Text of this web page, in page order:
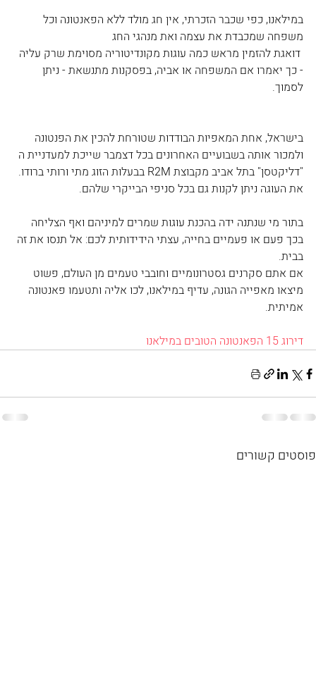
במילאנו, כפי שכבר הזכרתי, אין חג מולד ללא הפאנטונה וכל
משפחה שמכבדת את עצמה ואת מנהגי החג
דואגת להזמין מראש כמה עוגות מקונדיטוריה מסוימת שרק עליה
- כך יאמרו אם המשפחה או אביה, בפסקנות מתנשאת - ניתן
לסמוך.
בישראל, אחת המאפיות הבודדות שטורחת להכין את הפנטונה
ולמכור אותה בשבועיים האחרונים בכל דצמבר שייכת למעדניית ה
"דליקטסן" בתל אביב מקבוצת R2M בבעלות הזוג מתי ורותי ברודו.
את העוגה ניתן לקנות גם בכל סניפי הבייקרי שלהם.
בתור מי שנתנה ידה בהכנת עוגות שמרים למיניהם ואף הצליחה
בכך פעם או פעמיים בחייה, עצתי הידידותית לכם: אל תנסו את זה
בבית.
אם אתם סקרנים גסטרונומיים וחובבי טעמים מן העולם, פשוט
מיצאו מאפייה הגונה, עדיף במילאנו, לכו אליה ותטעמו פאנטונה
אמיתית.
דירוג 15 הפאנטונה הטובים במילאנו
פוסטים קשורים